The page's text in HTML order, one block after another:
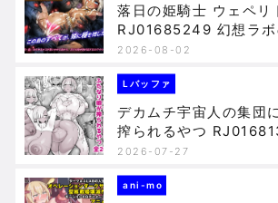
落日の姫騎士 ウェペリ
RJ01685249 幻想ラボ
2026-08-02
Lバッファ
デカムチ宇宙人の集団
搾られるやつ
の傾向
2026-07-27
ani-mo